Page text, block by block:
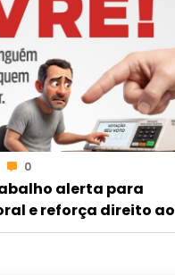
0
alerta para
e reforça direito ao
de trabalho